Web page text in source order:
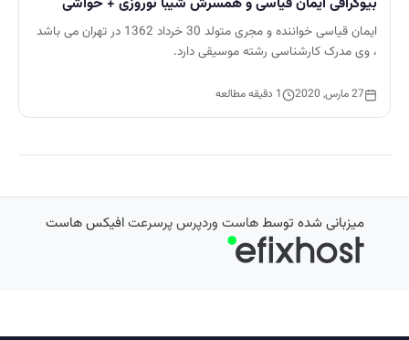
ایمان قیاسی خواننده و مجری متولد 30 خرداد 1362 در تهران می باشد
، وی مدرک کارشناسی رشته موسیقی دارد.
27 مارس, 2020 1 دقیقه مطالعه
میزبانی شده توسطهاست وردپرس پرسرعتافیکس هاست